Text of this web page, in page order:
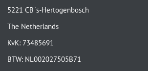
5221 CB ‘s-Hertogenbosch
The Netherlands
KvK: 73485691
BTW: NL002027505B71